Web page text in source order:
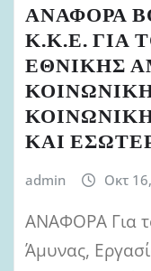
ΑΝΑΦΟΡΑ
Κ.Κ.Ε. ΓΙΑ
ΕΘΝΙΚΗΣ
ΚΑΙ
admin Οκτ
ΑΝΑΦΟΡΑ Για
Άμυνας,